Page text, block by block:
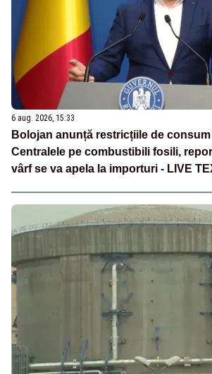
6 aug. 2026, 15:33
Bolojan anunță restricțiile de
Centralele pe combustibili fosili,
vârf se va apela la importuri - LIVE